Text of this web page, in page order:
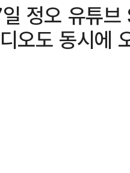
정오 유튜
오도 동시에